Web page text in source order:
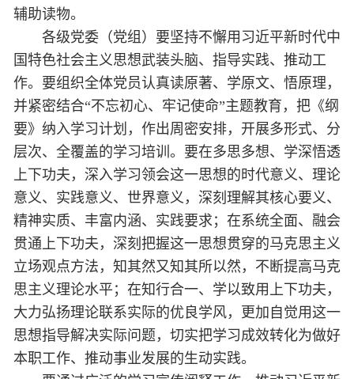
辅助读物。
各级党委（党组）要坚持不懈用习近平新时代中
国特色社会主义思想武装头脑、指导实践、推动工
作。要组织全体党员认真读原著、学原文、悟原理，
并紧密结合“不忘初心、牢记使命”主题教育，把《纲
要》纳入学习计划，作出周密安排，开展多形式、分
层次、全覆盖的学习培训。要在多思多想、学深悟透
上下功夫，深入学习领会这一思想的时代意义、理论
意义、实践意义、世界意义，深刻理解其核心要义、
精神实质、丰富内涵、实践要求；在系统全面、融会
贯通上下功夫，深刻把握这一思想贯穿的马克思主义
立场观点方法，知其然又知其所以然，不断提高马克
思主义理论水平；在知行合一、学以致用上下功夫，
大力弘扬理论联系实际的优良学风，更加自觉用这一
思想指导解决实际问题，切实把学习成效转化为做好
本职工作、推动事业发展的生动实践。